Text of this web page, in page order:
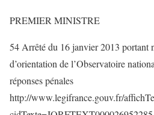
PREMIER MINISTRE
54 Arrêté du 16 janvier 2013 portant
d’orientation de l’Observatoire
réponses pénales
http://www.legifrance.gouv.fr/